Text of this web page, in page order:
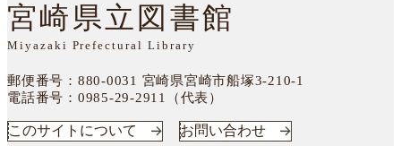
宮崎県立図書館
Miyazaki Prefectural Library
郵便番号：880-0031 宮崎県宮崎市船塚3-210-1
電話番号： 0985-29-2911（代表）
このサイトについて お問い合わせ